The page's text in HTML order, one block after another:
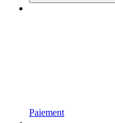
Paiement